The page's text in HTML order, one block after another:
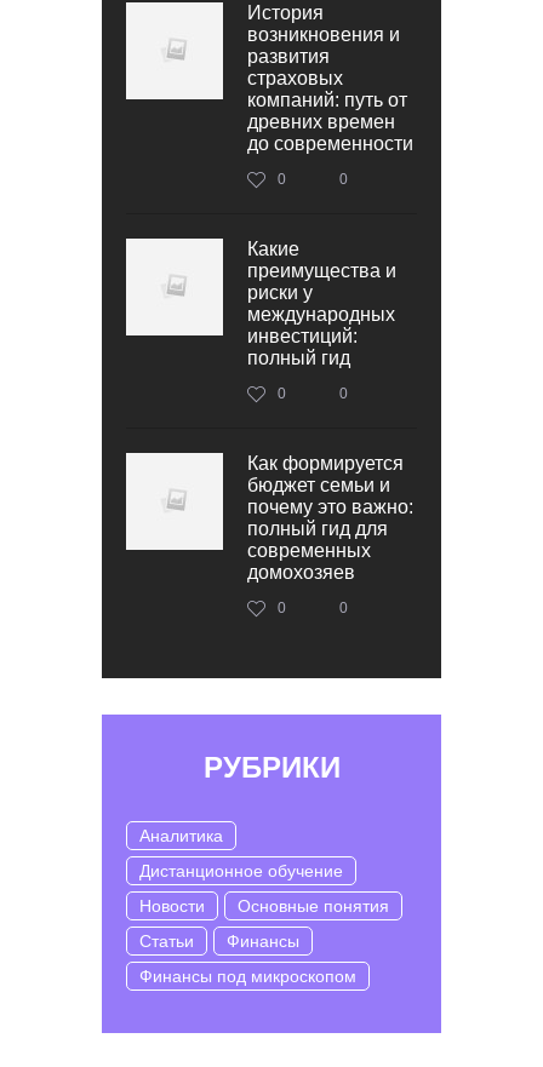
История
возникновения и
развития
страховых
компаний: путь от
древних времен
до современности
0 0
Какие
преимущества и
риски у
международных
инвестиций:
полный гид
0 0
Как формируется
бюджет семьи и
почему это важно:
полный гид для
современных
домохозяев
0 0
РУБРИКИ
Аналитика
Дистанционное обучение
Новости
Основные понятия
Статьи
Финансы
Финансы под микроскопом